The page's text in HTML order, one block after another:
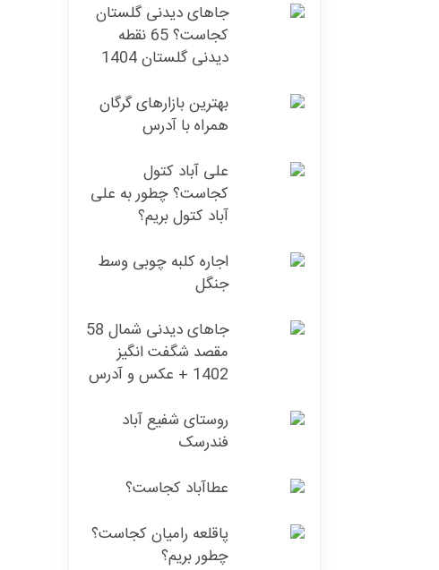
جاهای دیدنی گلستان
کجاست؟ 65 نقطه
دیدنی گلستان 1404
بهترین بازارهای گرگان
همراه با آدرس
علی آباد کتول
کجاست؟ چطور به علی
آباد کتول بریم؟
اجاره کلبه چوبی وسط
جنگل
جاهای دیدنی شمال 58
مقصد شگفت انگیز
1402 + عکس و آدرس
روستای شفیع آباد
فندرسک
عطاآباد کجاست؟
پاقلعه رامیان کجاست؟
چطور بریم؟